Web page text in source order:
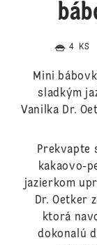
4 KS
Mini
sladkým
Vanilka Dr.
Prekvapte
kakaovo-
jazierkom
Dr. Oetker
ktorá
dokonalú